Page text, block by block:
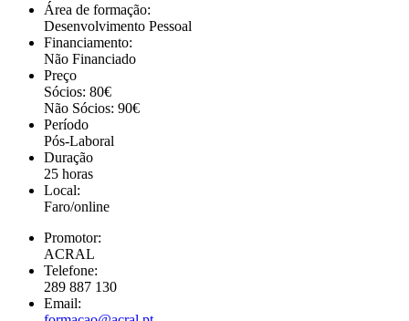
Área de formação:
Desenvolvimento Pessoal
Financiamento:
Não Financiado
Preço
Sócios: 80€
Não Sócios: 90€
Período
Pós-Laboral
Duração
25 horas
Local:
Faro/online
Promotor:
ACRAL
Telefone:
289 887 130
Email: